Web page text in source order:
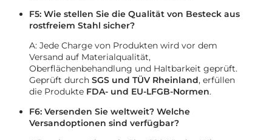
F5: Wie stellen Sie die Qualität von Besteck aus
rostfreiem Stahl sicher?
A: Jede Charge von Produkten wird vor dem
Versand auf Materialqualität,
Oberflächenbehandlung und Haltbarkeit geprüft.
Geprüft durch SGS und TÜV Rheinland, erfüllen
die Produkte FDA- und EU-LFGB-Normen.
F6: Versenden Sie weltweit? Welche
Versandoptionen sind verfügbar?